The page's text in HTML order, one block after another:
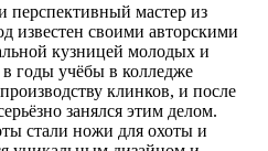
мастер из
известен своими авторскими
кузницей молодых и
годы учёбы в колледже
клинков, и после
занялся этим делом.
стали ножи для охоты и